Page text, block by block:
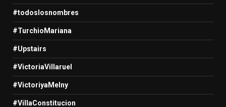
#todoslosnombres
#TurchioMariana
#Upstairs
#VictoriaVillaruel
#VictoriyaMelny
#VillaConstitucion